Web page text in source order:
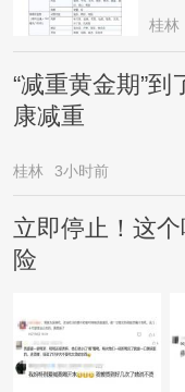
桂林
“减重黄金期”
康减重
桂林 3小时前
立即停止！这
险